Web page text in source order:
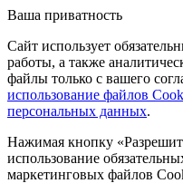
Ваша приватность
Сайт использует
работы, а также
файлы только с вашего
использование файлов
персональных данных.
Нажимая кнопку
использование
маркетинговых файлов